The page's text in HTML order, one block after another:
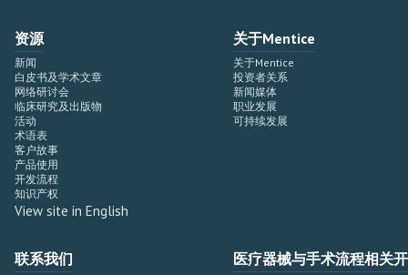
资源
新闻
白皮书及学术文章
网络研讨会
临床研究及出版物
活动
术语表
客户故事
产品使用
开发流程
知识产权
View site in English
关于Mentice
关于Mentice
投资者关系
新闻媒体
职业发展
可持续发展
联系我们 医疗器械与手术流程相关